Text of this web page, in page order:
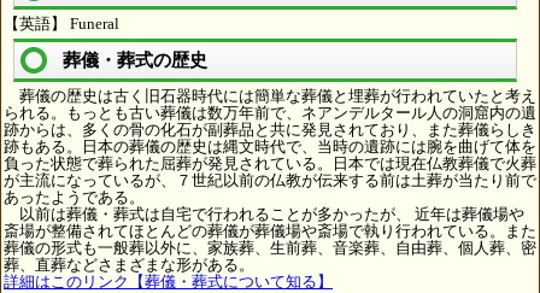
【英語】 Funeral
葬儀・葬式の歴史
葬儀の歴史は古く旧石器時代には簡単な葬儀と埋葬が行われていたと考え
られる。もっとも古い葬儀は数万年前で、ネアンデルタール人の洞窟内の遺
跡からは、多くの骨の化石が副葬品と共に発見されており、また葬儀らしき
跡もある。日本の葬儀の歴史は縄文時代で、当時の遺跡には腕を曲げて体を
負った状態で葬られた屈葬が発見されている。日本では現在仏教葬儀で火葬
が主流になっているが、７世紀以前の仏教が伝来する前は土葬が当たり前で
あったようである。
以前は葬儀・葬式は自宅で行われることが多かったが、 近年は葬儀場や
斎場が整備されてほとんどの葬儀が葬儀場や斎場で執り行われている。また
葬儀の形式も一般葬以外に、家族葬、生前葬、音楽葬、自由葬、個人葬、密
葬、直葬などさまざまな形がある。
詳細はこのリンク【葬儀・葬式について知る】